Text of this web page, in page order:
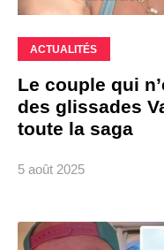
ACTUALITÉS
Le couple qui
des glissades
toute la saga
5 août 2025